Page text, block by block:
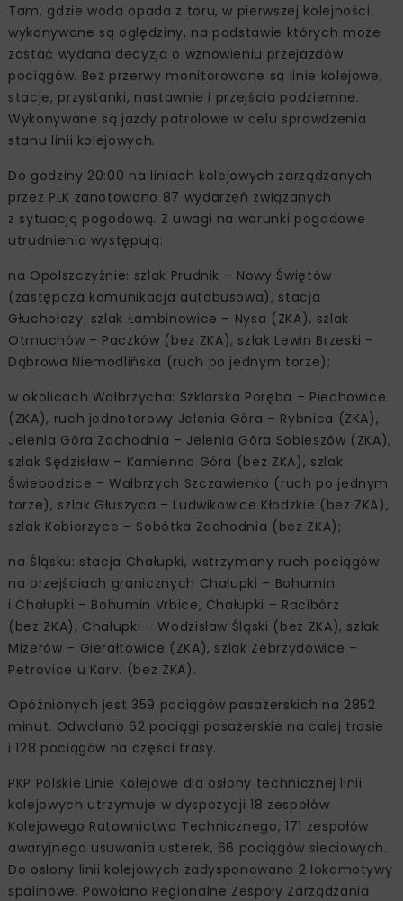
Tam, gdzie woda opada z toru, w pierwszej kolejności
wykonywane są oględziny, na podstawie których może
zostać wydana decyzja o wznowieniu przejazdów
pociągów. Bez przerwy monitorowane są linie kolejowe,
stacje, przystanki, nastawnie i przejścia podziemne.
Wykonywane są jazdy patrolowe w celu sprawdzenia
stanu linii kolejowych.
Do godziny 20:00 na liniach kolejowych zarządzanych
przez PLK zanotowano 87 wydarzeń związanych
z sytuacją pogodową. Z uwagi na warunki pogodowe
utrudnienia występują:
na Opolszczyźnie: szlak Prudnik – Nowy Świętów
(zastępcza komunikacja autobusowa), stacja
Głuchołazy, szlak Łambinowice – Nysa (ZKA), szlak
Otmuchów – Paczków (bez ZKA), szlak Lewin Brzeski –
Dąbrowa Niemodlińska (ruch po jednym torze);
w okolicach Wałbrzycha: Szklarska Poręba – Piechowice
(ZKA), ruch jednotorowy Jelenia Góra – Rybnica (ZKA),
Jelenia Góra Zachodnia – Jelenia Góra Sobieszów (ZKA),
szlak Sędzisław – Kamienna Góra (bez ZKA), szlak
Świebodzice – Wałbrzych Szczawienko (ruch po jednym
torze), szlak Głuszyca – Ludwikowice Kłodzkie (bez ZKA),
szlak Kobierzyce – Sobótka Zachodnia (bez ZKA);
na Śląsku: stacja Chałupki, wstrzymany ruch pociągów
na przejściach granicznych Chałupki – Bohumin
i Chałupki – Bohumin Vrbice, Chałupki – Racibórz
(bez ZKA), Chałupki – Wodzisław Śląski (bez ZKA), szlak
Mizerów – Gierałtowice (ZKA), szlak Zebrzydowice –
Petrovice u Karv. (bez ZKA).
Opóźnionych jest 359 pociągów pasażerskich na 2852
minut. Odwołano 62 pociągi pasażerskie na całej trasie
i 128 pociągów na części trasy.
PKP Polskie Linie Kolejowe dla osłony technicznej linii
kolejowych utrzymuje w dyspozycji 18 zespołów
Kolejowego Ratownictwa Technicznego, 171 zespołów
awaryjnego usuwania usterek, 66 pociągów sieciowych.
Do osłony linii kolejowych zadysponowano 2 lokomotywy
spalinowe. Powołano Regionalne Zespoły Zarządzania